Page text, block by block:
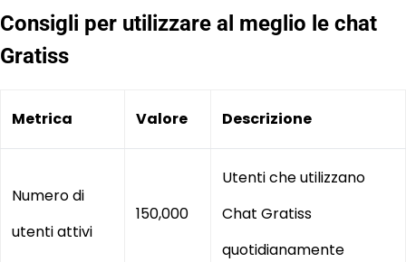
Consigli per utilizzare al meglio le chat
Gratiss
Metrica Valore Descrizione
Numero di
utenti attivi
150,000
Utenti che utilizzano
Chat Gratiss
quotidianamente